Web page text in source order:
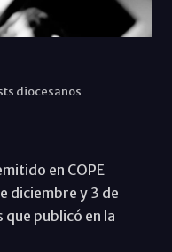
diocesanos
en COPE
diciembre y 3 de
publicó en la